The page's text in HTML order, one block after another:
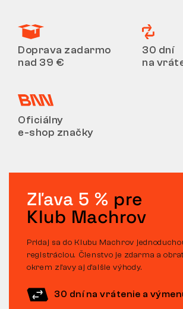
Doprava zadarmo
nad 39 €
30 dní
na
Oficiálny
e-shop značky
Zľava 5 % pre
Klub Machrov
Pridaj sa do Klubu Machrov
registráciou. Členstvo je zdarma a
okrem zľavy aj ďalšie výhody.
30 dní na vrátenie a